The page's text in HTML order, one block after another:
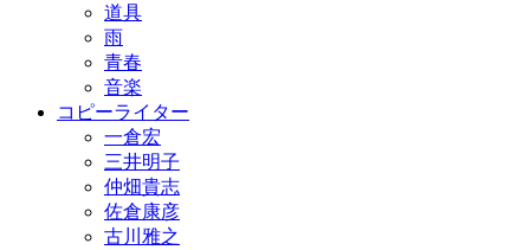
道具
雨
青春
音楽
コピーライター
一倉宏
三井明子
仲畑貴志
佐倉康彦
古川雅之